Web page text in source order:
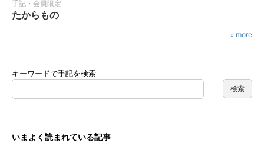
手記・会員限定
たからもの
» more
キーワードで手記を検索
いまよく読まれている記事